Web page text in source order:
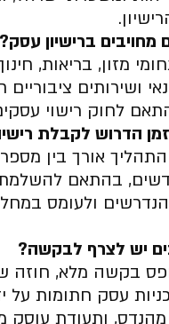
מחויבים ברישיון עסק?
מזון, בריאות,
ושירותים ציבוריים
לחוק רישוי
הדרוש לקבלת
אורך בין
בהתאם
ולעומס
יש לצרף לבקשה?
בקשה מלא, חוזה
עסק חתומות על
מהנדס, ותעודת עוסק